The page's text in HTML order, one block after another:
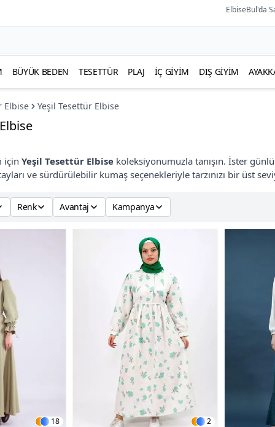
ElbiseBul'da
BÜYÜK BEDEN TESETTÜR PLAJ İÇ GIYIM DIŞ GIYIM
Elbise Yeşil Tesettür Elbise
için Yeşil Tesettür Elbise koleksiyonumuzla tanışın. İster
ve sürdürülebilir kumaş seçenekleriyle tarzınızı bir üst
Renk Avantaj Kampanya
18 2